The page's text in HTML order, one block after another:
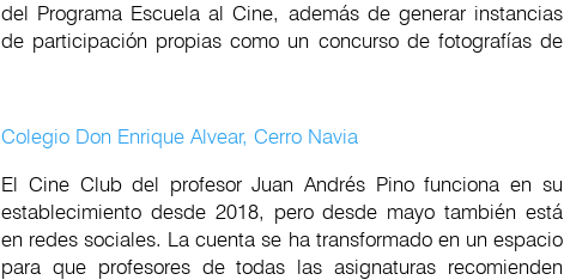
del Programa Escuela al Cine, además de generar instancias
de participación propias como un concurso de fotografías de
Colegio Don Enrique Alvear, Cerro Navia
El Cine Club del profesor Juan Andrés Pino funciona en su
establecimiento desde 2018, pero desde mayo también está
en redes sociales. La cuenta se ha transformado en un espacio
para que profesores de todas las asignaturas recomienden